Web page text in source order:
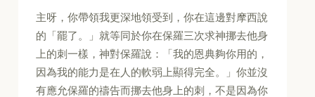
主呀，你帶領我更深地領受到，你在這邊對摩西說
的「罷了。」就等同於你在保羅三次求神挪去他身
上的刺一樣，神對保羅說：「我的恩典夠你用的，
因為我的能力是在人的軟弱上顯得完全。」你並沒
有應允保羅的禱告而挪去他身上的刺，不是因為你